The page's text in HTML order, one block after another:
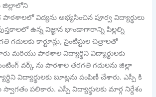
జిల్లాలోని
పాఠశాలలో విద్యను అభ్యసించిన పూర్వ విద్యార్థులు
ఉన్న విజ్ఞాన భాండాగారాన్ని పిల్లల్ని
గదులకు కార్టూన్లు, సైంటిస్టుల చిత్రాలతో
మరియు పాఠశాల విద్యార్థిని విద్యార్థులకు
వర్క్ ను పాఠశాల తరగతి గదులను జిల్లా
విద్యార్థులకు బూట్లను పంపిణీ చేశారు. ఎస్పీ కి
స్వాగతం పలికారు. ఎస్పీ విద్యార్థులకు మార్గ నిర్దేశం